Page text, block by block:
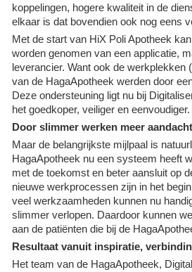
koppelingen, hogere kwaliteit in de
elkaar is dat bovendien ook nog eens
Met de start van HiX Poli Apotheek
worden genomen van een applicatie,
leverancier. Want ook de werkplekken
van de HagaApotheek werden door
Deze ondersteuning ligt nu bij
het goedkoper, veiliger en eenvoudiger.
Door slimmer werken meer
Maar de belangrijkste mijlpaal is
HagaApotheek nu een systeem heeft
met de toekomst en beter aansluit op
nieuwe werkprocessen zijn in het
veel werkzaamheden kunnen nu
slimmer verlopen. Daardoor kunnen
aan de patiënten die bij de
Resultaat vanuit inspiratie,
Het team van de HagaApotheek,